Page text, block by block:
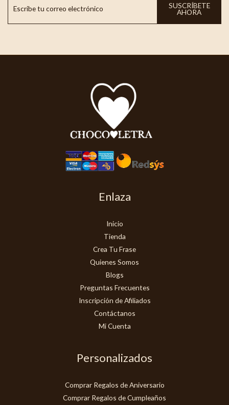
SUSCRÍBETE
AHORA
Enlaza
Inicio
Tienda
Crea Tu Frase
Quienes Somos
Blogs
Preguntas Frecuentes
Inscripción de Afiliados
Contáctanos
Mi Cuenta
Personalizados
Comprar Regalos de Aniversario
Comprar Regalos de Cumpleaños